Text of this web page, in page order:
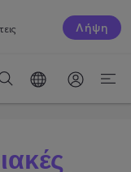
Λήψη